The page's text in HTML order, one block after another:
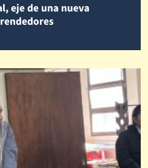
eje de una nueva